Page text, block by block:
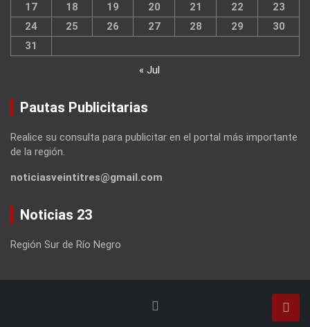
17
18 19 20 21 22
23
24
25 26 27 28 29
30
31
« Jul
Pautas Publicitarias
Realice su consulta para publicitar en el portal más importante
de la región.
noticiasveintitres@gmail.com
Noticias 23
Región Sur de Río Negro